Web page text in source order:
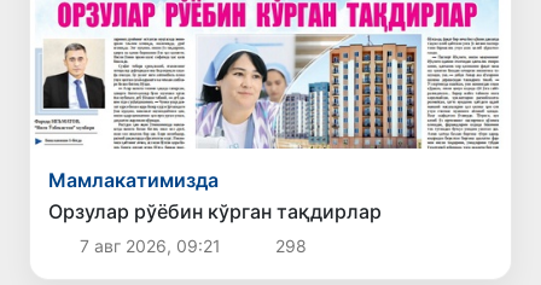
Мамлакатимизда
Орзулар рўёбин кўрган тақдирлар
7 авг 2026, 09:21 298